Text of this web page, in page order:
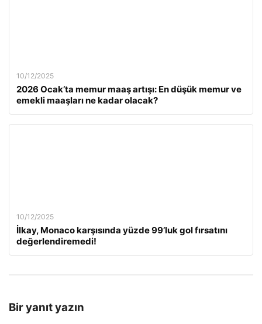
10/12/2025
2026 Ocak’ta memur maaş artışı: En düşük memur ve
emekli maaşları ne kadar olacak?
10/12/2025
İlkay, Monaco karşısında yüzde 99’luk gol fırsatını
değerlendiremedi!
Bir yanıt yazın